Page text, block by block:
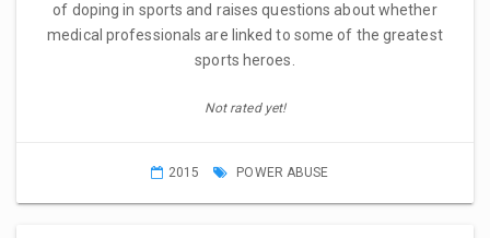
of doping in sports and raises questions about whether
medical professionals are linked to some of the greatest
sports heroes.
Not rated yet!
2015 POWER ABUSE